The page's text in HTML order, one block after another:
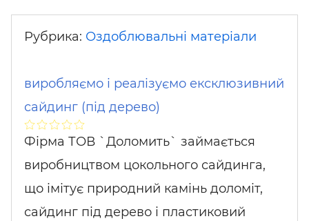
Рубрика: Оздоблювальні матеріали
виробляємо і реалізуємо ексклюзивний
сайдинг (під дерево)
Фірма ТОВ `Доломить` займається
виробництвом цокольного сайдинга,
що імітує природний камінь доломіт,
сайдинг під дерево і пластиковий